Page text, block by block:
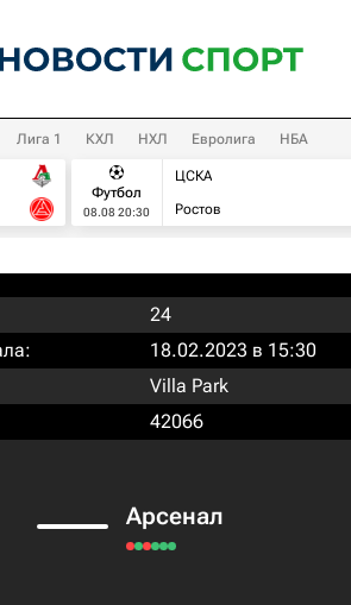
Лига 1 КХЛ НХЛ Евролига НБА
Футбол
08.08 20:30
ЦСКА
Ростов
24
18.02.2023 в 15:30
Villa Park
42066
Арсенал